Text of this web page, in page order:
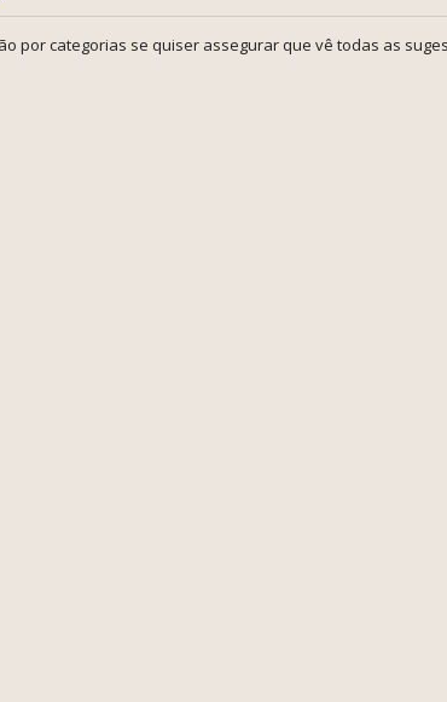
por categorias se quiser assegurar que vê todas as